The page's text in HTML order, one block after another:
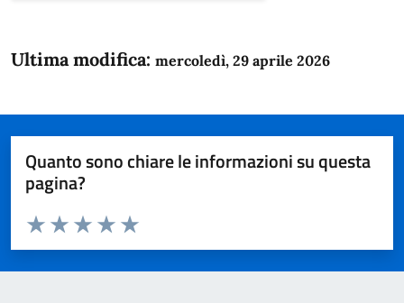
Ultima modifica: mercoledì, 29 aprile 2026
Quanto sono chiare le informazioni su questa
pagina?
Domanda
Valuta da 1 a 5 stelle la pagina
Valuta 5 stelle su 5
Valuta 4 stelle su 5
Valuta 3 stelle su 5
Valuta 2 stelle su 5
Valuta 1 stelle su 5